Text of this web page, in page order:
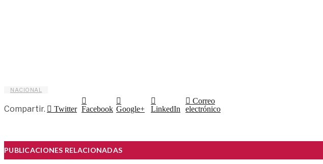
NACIONAL
Compartir. Twitter Facebook Google+ LinkedIn
Correo
electrónico
PUBLICACIONES RELACIONADAS